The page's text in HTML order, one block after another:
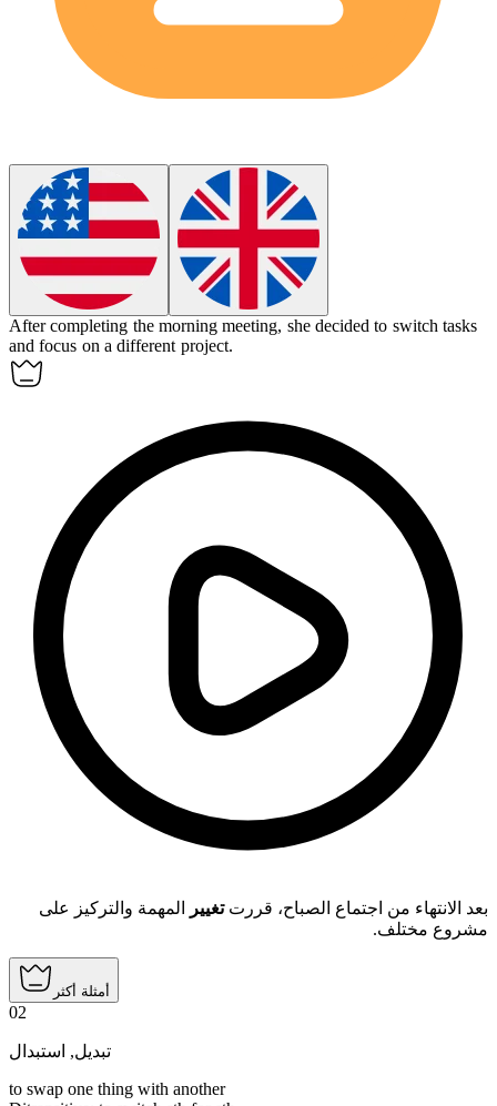
After completing the morning meeting, she decided to switch tasks
and focus on a different project.
بعد الانتهاء من اجتماع الصباح، قررتتغيير
المهمة والتركيز على
مشروع مختلف.
أمثلة أكثر
02
تبديل, استبدال
to swap one thing with another